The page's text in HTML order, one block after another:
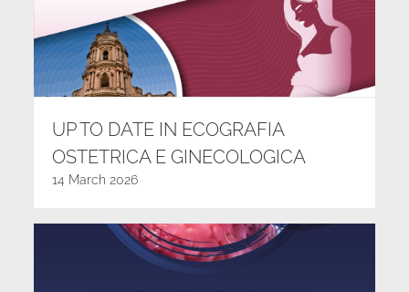
UP TO DATE IN ECOGRAFIA
OSTETRICA E GINECOLOGICA
14 March 2026